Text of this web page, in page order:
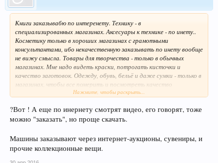
Книги заказывабю по интеренету. Технику - в
специализированных магазинах. Аксесуары к технике - по инету..
Косметику только в хороших магазинах с грамотными
консультантами, ибо некачественную заказывать по инету вообще
не вижу смысла. Товары для творчества - только в обычных
магазинах. Мне надо видеть краски, потрогать кисточки и
качество заготовок. Одежду, обувь, бельё и даже сумки - только в
магазинах, чтобы все померить и посмотреть качество
Нажмите, чтобы раскрыть...
?Вот ! А еще по инернету смотрят видео, его говорят, тоже
можно "заказать", но проще скачать.
Машины заказывают через интернет-аукционы, сувениры, и
прочие коллекционные вещи.